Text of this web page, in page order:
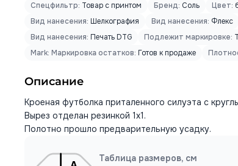
Спецфильтр: Товар с принтом Бренд: Соль Цвет:
Вид нанесения: Шелкография Вид нанесения: Флекс
Вид нанесения: Печать DTG Подлежит маркировке:
Mark: Маркировка остатков: Готов к продаже
Описание
Кроеная футболка приталенного силуэта с
Вырез отделан резинкой 1х1.
Полотно прошло предварительную усадку.
Таблица размеров, см